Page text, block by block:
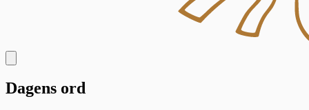
Dagens ord